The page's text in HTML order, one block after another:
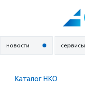
новости сервисы
Каталог НКО